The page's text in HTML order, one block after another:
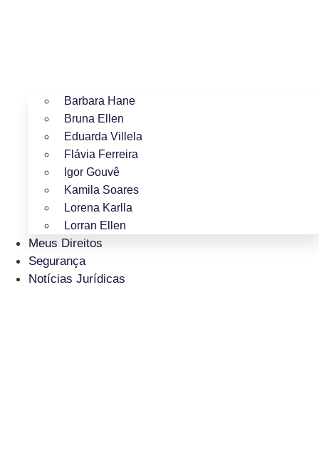
Barbara Hane
Bruna Ellen
Eduarda Villela
Flávia Ferreira
Igor Gouvê
Kamila Soares
Lorena Karlla
Lorran Ellen
Meus Direitos
Segurança
Notícias Jurídicas